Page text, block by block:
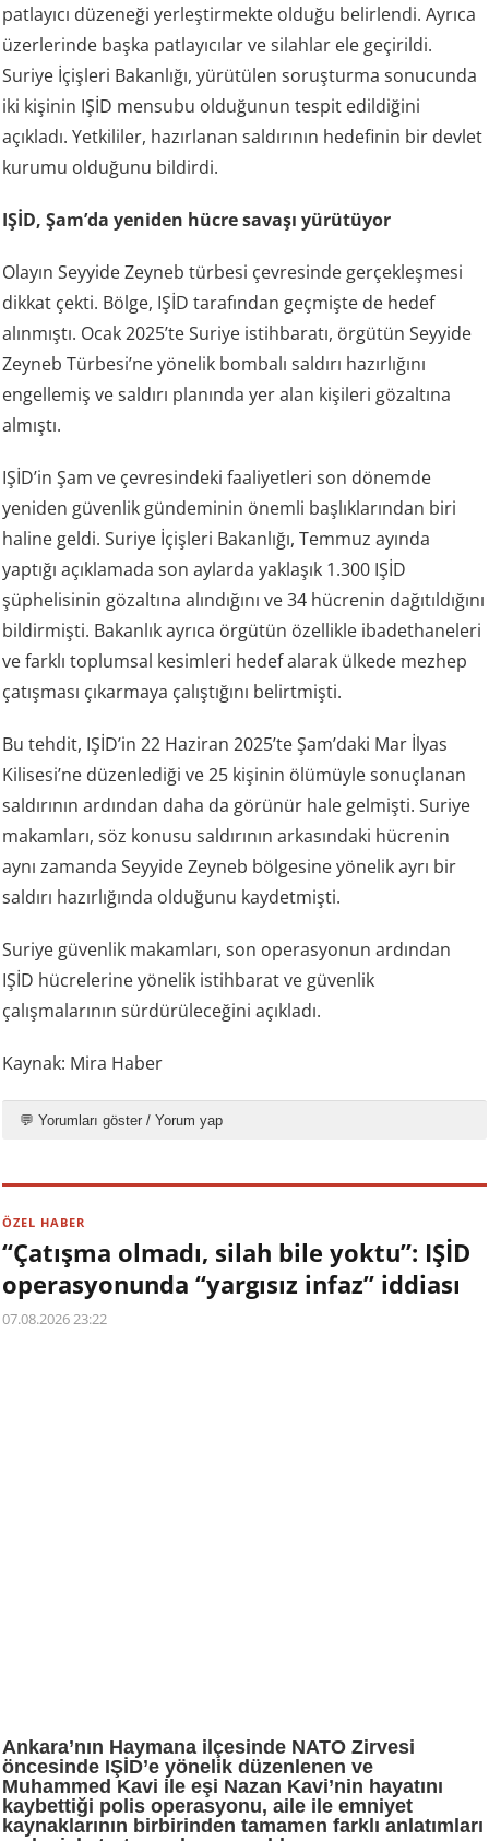
patlayıcı düzeneği yerleştirmekte olduğu belirlendi. Ayrıca
üzerlerinde başka patlayıcılar ve silahlar ele geçirildi.
Suriye İçişleri Bakanlığı, yürütülen soruşturma sonucunda
iki kişinin IŞİD mensubu olduğunun tespit edildiğini
açıkladı. Yetkililer, hazırlanan saldırının hedefinin bir devlet
kurumu olduğunu bildirdi.
IŞİD, Şam’da yeniden hücre savaşı yürütüyor
Olayın Seyyide Zeyneb türbesi çevresinde gerçekleşmesi
dikkat çekti. Bölge, IŞİD tarafından geçmişte de hedef
alınmıştı. Ocak 2025’te Suriye istihbaratı, örgütün Seyyide
Zeyneb Türbesi’ne yönelik bombalı saldırı hazırlığını
engellemiş ve saldırı planında yer alan kişileri gözaltına
almıştı.
IŞİD’in Şam ve çevresindeki faaliyetleri son dönemde
yeniden güvenlik gündeminin önemli başlıklarından biri
haline geldi. Suriye İçişleri Bakanlığı, Temmuz ayında
yaptığı açıklamada son aylarda yaklaşık 1.300 IŞİD
şüphelisinin gözaltına alındığını ve 34 hücrenin dağıtıldığını
bildirmişti. Bakanlık ayrıca örgütün özellikle ibadethaneleri
ve farklı toplumsal kesimleri hedef alarak ülkede mezhep
çatışması çıkarmaya çalıştığını belirtmişti.
Bu tehdit, IŞİD’in 22 Haziran 2025’te Şam’daki Mar İlyas
Kilisesi’ne düzenlediği ve 25 kişinin ölümüyle sonuçlanan
saldırının ardından daha da görünür hale gelmişti. Suriye
makamları, söz konusu saldırının arkasındaki hücrenin
aynı zamanda Seyyide Zeyneb bölgesine yönelik ayrı bir
saldırı hazırlığında olduğunu kaydetmişti.
Suriye güvenlik makamları, son operasyonun ardından
IŞİD hücrelerine yönelik istihbarat ve güvenlik
çalışmalarının sürdürüleceğini açıkladı.
Kaynak: Mira Haber
💬 Yorumları göster / Yorum yap
ÖZEL HABER
“Çatışma olmadı, silah bile yoktu”: IŞİD
operasyonunda “yargısız infaz” iddiası
07.08.2026 23:22
Ankara’nın Haymana ilçesinde NATO Zirvesi
öncesinde IŞİD’e yönelik düzenlenen ve
Muhammed Kavi ile eşi Nazan Kavi’nin hayatını
kaybettiği polis operasyonu, aile ile emniyet
kaynaklarının birbirinden tamamen farklı anlatımları